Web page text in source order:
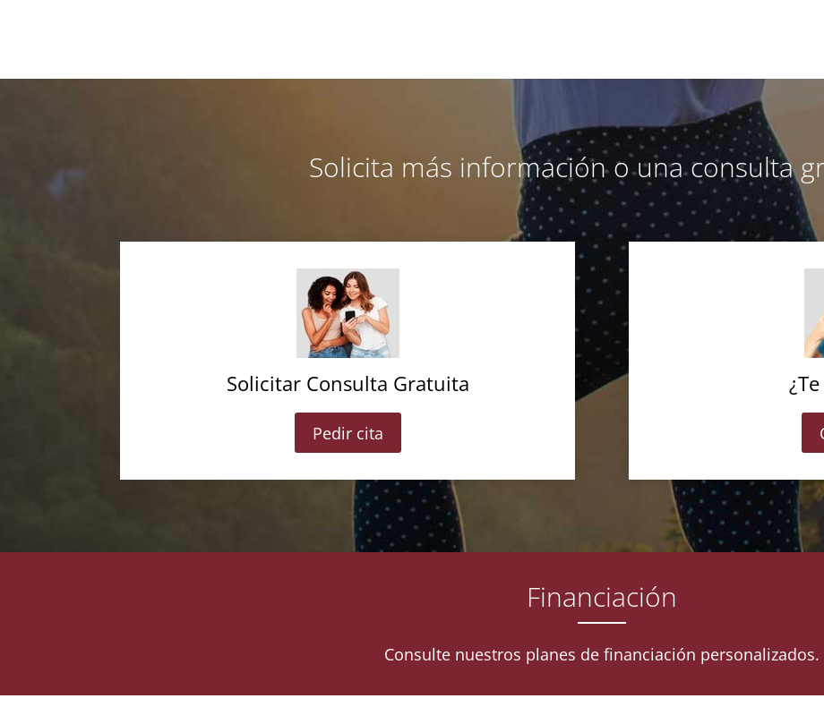
Solicita más información o una consulta
Solicitar Consulta Gratuita
Pedir cita
Financiación
Consulte nuestros planes de financiación personalizados.